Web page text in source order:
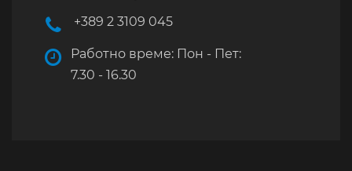
+389 2 3109 045
Работно време: Пон - Пет:
7.30 - 16.30